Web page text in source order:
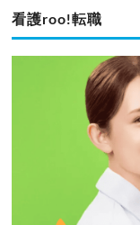
看護roo!転職